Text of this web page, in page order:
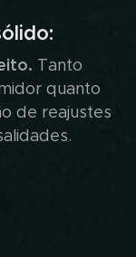
Tanto
quanto
de reajustes